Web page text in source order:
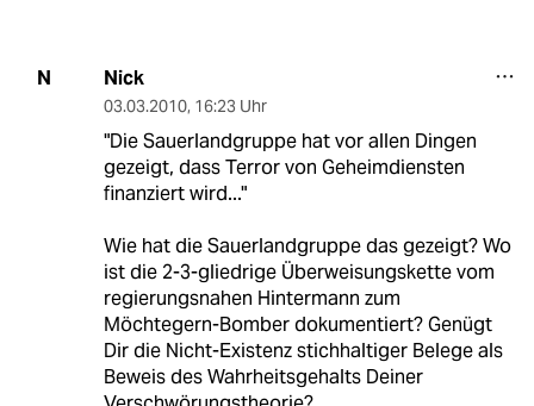
N Nick
03.03.2010, 16:23 Uhr
"Die Sauerlandgruppe hat vor allen Dingen
gezeigt, dass Terror von Geheimdiensten
finanziert wird..."
Wie hat die Sauerlandgruppe das gezeigt? Wo
ist die 2-3-gliedrige Überweisungskette vom
regierungsnahen Hintermann zum
Möchtegern-Bomber dokumentiert? Genügt
Dir die Nicht-Existenz stichhaltiger Belege als
Beweis des Wahrheitsgehalts Deiner